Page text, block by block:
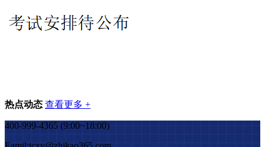
热点动态 查看更多 +
400-999-4365 (9:00~18:00)